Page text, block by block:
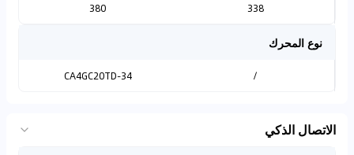
338
380
نوع المحرك
/
CA4GC20TD-34
الاتصال الذكي